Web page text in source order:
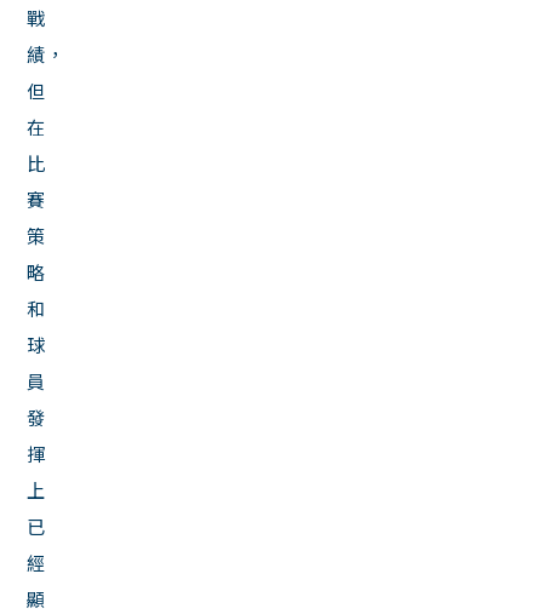
戰
績，
但
在
比
賽
策
略
和
球
員
發
揮
上
已
經
顯